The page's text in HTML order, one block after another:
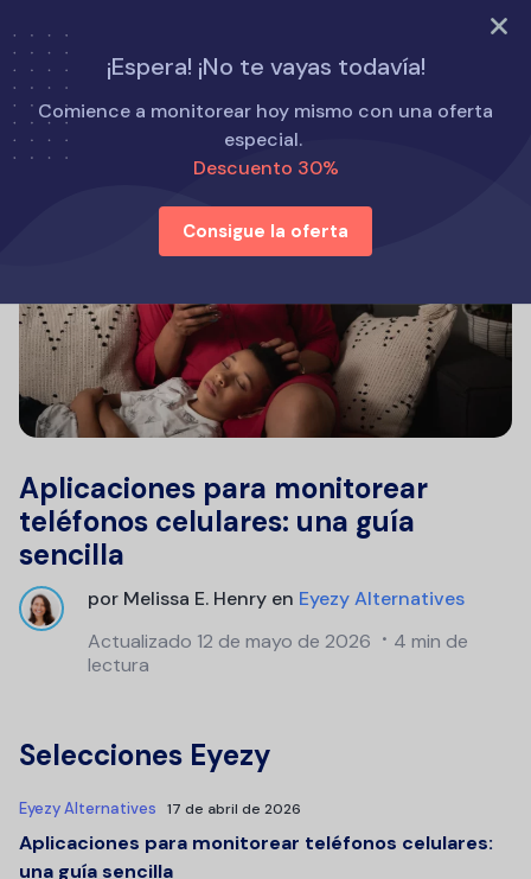
PRUEBA AHORA
¡Espera! ¡No te vayas todavía!
Comience a monitorear hoy mismo con una oferta
especial.
Descuento 30%
Consigue la oferta
Aplicaciones para monitorear
teléfonos celulares: una guía
sencilla
por Melissa E. Henry en Eyezy Alternatives
Actualizado 12 de mayo de 2026
4 min de
lectura
Selecciones Eyezy
Eyezy Alternatives 17 de abril de 2026
Aplicaciones para monitorear teléfonos celulares:
una guía sencilla